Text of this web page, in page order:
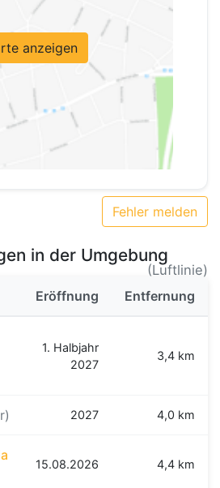
anzeigen
Fehler melden
in der Umgebung
(Luftlinie)
Eröffnung Entfernung
1. Halbjahr
2027
3,4 km
2027 4,0 km
15.08.2026 4,4 km